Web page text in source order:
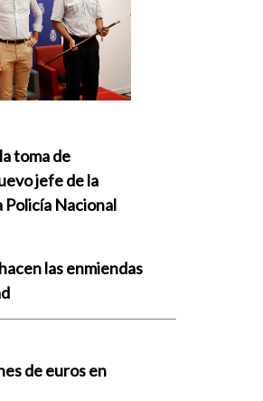
toma de
jefe de la
Policía Nacional
las enmiendas
de euros en